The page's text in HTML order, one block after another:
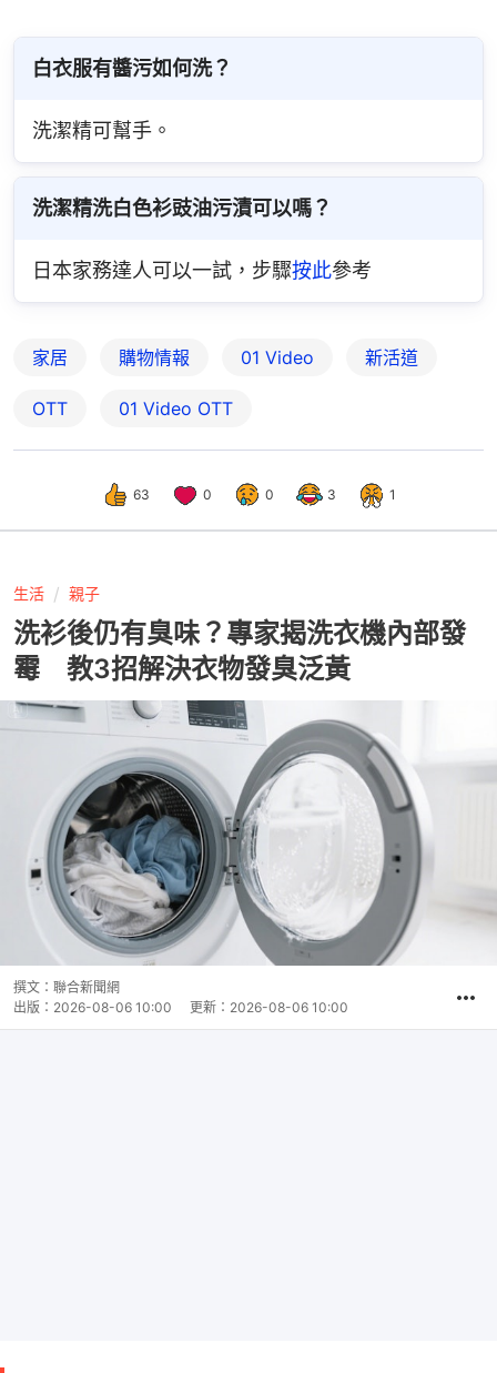
白衣服有醬污如何洗？
洗潔精可幫手。
洗潔精洗白色衫豉油污漬可以嗎？
日本家務達人可以一試，步驟按此參考
家居 購物情報 01 Video 新活道
OTT 01‌ ‌Video‌ ‌OTT
63 0 0 3 1
生活 親子
洗衫後仍有臭味？專家揭洗衣機內部發
霉 教3招解決衣物發臭泛黃
撰文： 聯合新聞網
出版： 2026-08-06 10:00 更新： 2026-08-06 10:00